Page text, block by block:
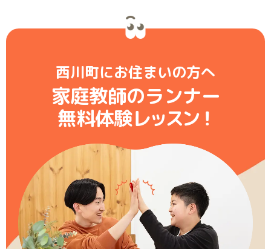
西川町にお住まいの方へ
家庭教師のランナー
無料体験レッスン！